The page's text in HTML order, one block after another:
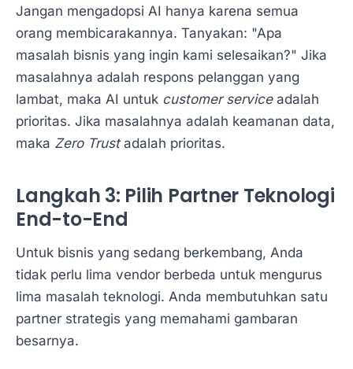
Jangan mengadopsi AI hanya karena semua
orang membicarakannya. Tanyakan: "Apa
masalah bisnis yang ingin kami selesaikan?" Jika
masalahnya adalah respons pelanggan yang
lambat, maka AI untuk customer serviceadalah
prioritas. Jika masalahnya adalah keamanan data,
maka Zero Trustadalah prioritas.
Langkah 3: Pilih Partner Teknologi
End-to-End
Untuk bisnis yang sedang berkembang, Anda
tidak perlu lima vendor berbeda untuk mengurus
lima masalah teknologi. Anda membutuhkan satu
partner strategis yang memahami gambaran
besarnya.